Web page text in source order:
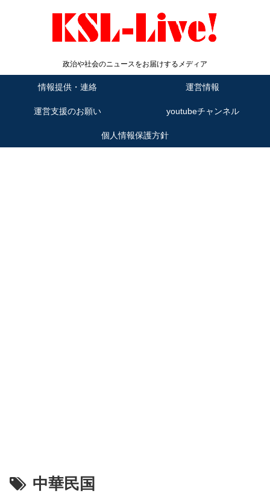
政治や社会のニュースをお届けするメディア
情報提供・連絡 運営情報
運営支援のお願い youtubeチャンネル
個人情報保護方針
中華民国